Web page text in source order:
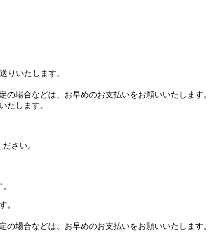
りいたします。
場合などは、お早めのお支払いをお願いいたします。
たします。
ださい。
。
場合などは、お早めのお支払いをお願いいたします。